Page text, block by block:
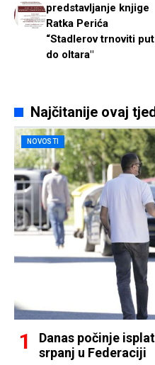
predstavljanje knjige
Ratka Perića
“Stadlerov trnoviti put
do oltara"
Najčitanije ovaj
NOVOSTI
Danas počinje
srpanj u Federaciji